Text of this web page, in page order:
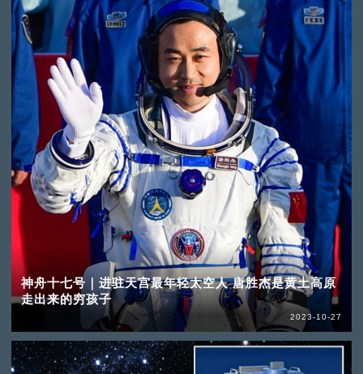
神舟十七号｜进驻天宫最年轻太空人 唐胜杰是黄土高原
走出来的穷孩子
2023-10-27